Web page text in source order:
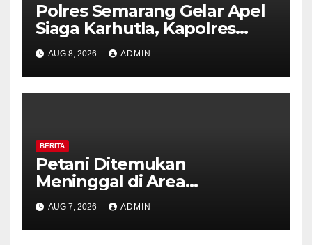
Polres Semarang Gelar Apel
Siaga Karhutla, Kapolres
Tekankan Sinergi dan
Kesiapsiagaan Hadapi Musim
Kemarau.
AUG 8, 2026 ADMIN
BERITA
Petani Ditemukan
Meninggal di Area
Persawahan Kalibeji, Polisi
Pastikan Tidak Ada Tanda
Kekerasan
AUG 7, 2026 ADMIN